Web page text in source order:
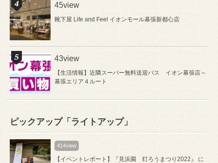
45view
靴下屋 Life and Feel イオンモール幕張新都心店
43view
【生活情報】近隣スーパー無料送迎バス イオン幕張店～
幕張エリア４ルート
ピックアップ「ライトアップ」
414view
【イベントレポート】『見浜園 灯ろうまつり2022』 に